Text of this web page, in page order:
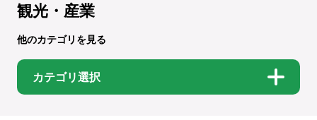
観光・産業
他のカテゴリを見る
カテゴリ選択